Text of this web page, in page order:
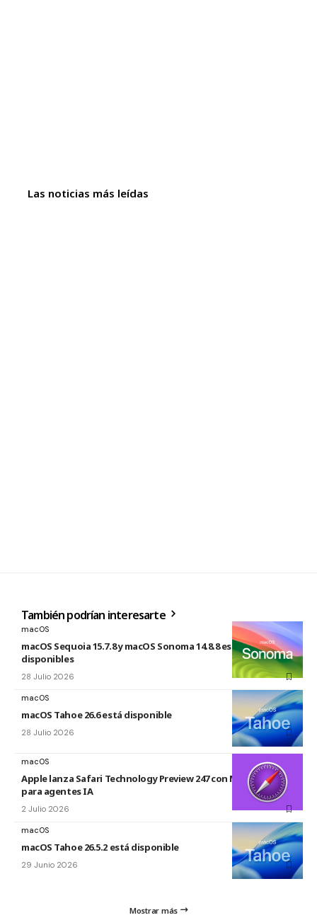
Las noticias más leídas
También podrían interesarte
macOS
macOS Sequoia 15.7.8 y macOS Sonoma 14.8.8 están
disponibles
28 Julio 2026
macOS
macOS Tahoe 26.6 está disponible
28 Julio 2026
macOS
Apple lanza Safari Technology Preview 247 con MCP Server
para agentes IA
2 Julio 2026
macOS
macOS Tahoe 26.5.2 está disponible
29 Junio 2026
Mostrar más